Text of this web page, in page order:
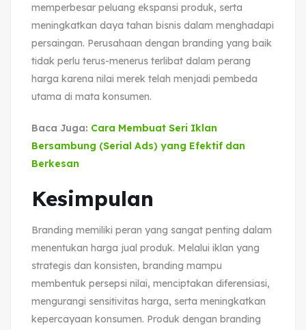
memperbesar peluang ekspansi produk, serta
meningkatkan daya tahan bisnis dalam menghadapi
persaingan. Perusahaan dengan branding yang baik
tidak perlu terus-menerus terlibat dalam perang
harga karena nilai merek telah menjadi pembeda
utama di mata konsumen.
Baca Juga: Cara Membuat Seri Iklan
Bersambung (Serial Ads) yang Efektif dan
Berkesan
Kesimpulan
Branding memiliki peran yang sangat penting dalam
menentukan harga jual produk. Melalui iklan yang
strategis dan konsisten, branding mampu
membentuk persepsi nilai, menciptakan diferensiasi,
mengurangi sensitivitas harga, serta meningkatkan
kepercayaan konsumen. Produk dengan branding